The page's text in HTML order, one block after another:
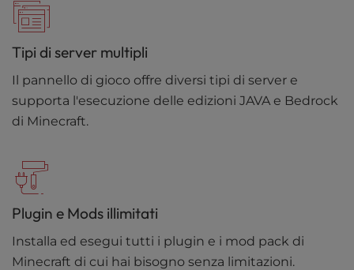
Tipi di server multipli
Il pannello di gioco offre diversi tipi di server e
supporta l'esecuzione delle edizioni JAVA e Bedrock
di Minecraft.
Plugin e Mods illimitati
Installa ed esegui tutti i plugin e i mod pack di
Minecraft di cui hai bisogno senza limitazioni.